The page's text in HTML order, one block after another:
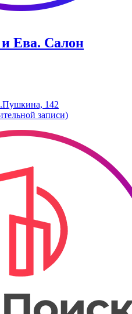
Ева. Салон
142
записи)